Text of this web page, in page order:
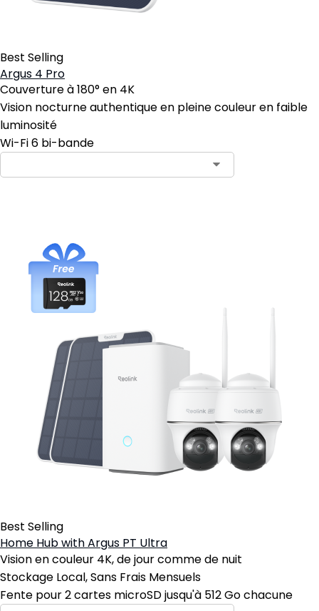
Best Selling
Argus 4 Pro
Couverture à 180° en 4K
Vision nocturne authentique en pleine couleur en faible
luminosité
Wi-Fi 6 bi-bande
Best Selling
Home Hub with Argus PT Ultra
Vision en couleur 4K, de jour comme de nuit
Stockage Local, Sans Frais Mensuels
Fente pour 2 cartes microSD jusqu'à 512 Go chacune